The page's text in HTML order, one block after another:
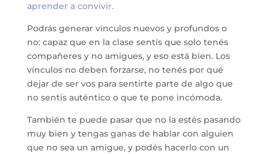
aprender a convivir.
Podrás generar vínculos nuevos y profundos o
no: capaz que en la clase sentís que solo tenés
compañeres y no amigues, y eso está bien. Los
vínculos no deben forzarse, no tenés por qué
dejar de ser vos para sentirte parte de algo que
no sentís auténtico o que te pone incómoda.
También te puede pasar que no la estés pasando
muy bien y tengas ganas de hablar con alguien
que no sea un amigue, y podés hacerlo con un